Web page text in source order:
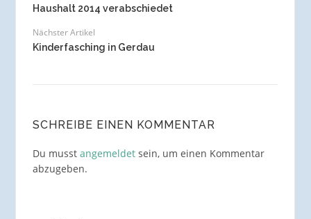
Haushalt 2014 verabschiedet
Nächster Artikel
Kinderfasching in Gerdau
SCHREIBE EINEN KOMMENTAR
Du musst angemeldetsein, um einen Kommentar
abzugeben.